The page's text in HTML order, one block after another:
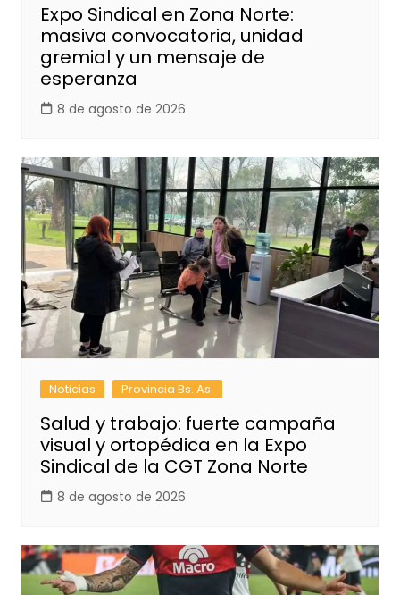
Expo Sindical en Zona Norte:
masiva convocatoria, unidad
gremial y un mensaje de
esperanza
8 de agosto de 2026
Noticias Provincia Bs. As.
Salud y trabajo: fuerte campaña
visual y ortopédica en la Expo
Sindical de la CGT Zona Norte
8 de agosto de 2026